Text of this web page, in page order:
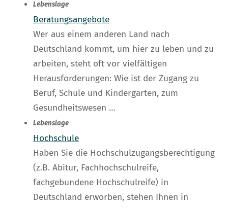
Lebenslage
Beratungsangebote
Wer aus einem anderen Land nach
Deutschland kommt, um hier zu leben und zu
arbeiten, steht oft vor vielfältigen
Herausforderungen: Wie ist der Zugang zu
Beruf, Schule und Kindergarten, zum
Gesundheitswesen …
Lebenslage
Hochschule
Haben Sie die Hochschulzugangsberechtigung
(z.B. Abitur, Fachhochschulreife,
fachgebundene Hochschulreife) in
Deutschland erworben, stehen Ihnen in